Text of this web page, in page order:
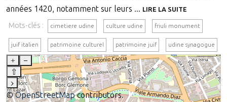
années 1420, notamment sur leurs ... LIRE LA SUITE
Mots-clés : cimetiere udine culture udine friuli monument
juif italien patrimoine culturel patrimoine juif udine synagogue
+
–
⇧
›
©OpenStreetMapcontributors.